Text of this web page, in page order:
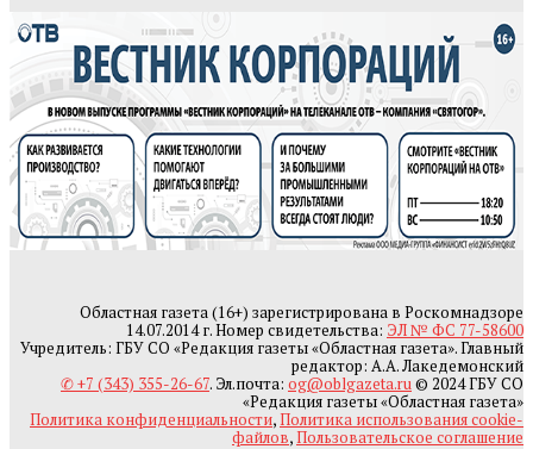
Областная газета (16+) зарегистрирована в Роскомнадзоре
14.07.2014 г. Номер свидетельства: ЭЛ № ФС 77-58600
Учредитель: ГБУ СО «Редакция газеты «Областная газета». Главный
редактор: А.А. Лакедемонский
✆ +7 (343) 355-26-67. Эл.почта: og@oblgazeta.ru© 2024 ГБУ СО
«Редакция газеты «Областная газета»
Политика конфиденциальности,Политика использования cookie-
файлов,Пользовательское соглашение